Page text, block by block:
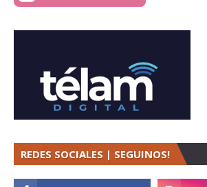
REDES SOCIALES | SEGUINOS!